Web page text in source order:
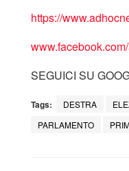
https://
www.facebook.co
SEGUICI SU
Tags: DESTRA
PARLAMENTO